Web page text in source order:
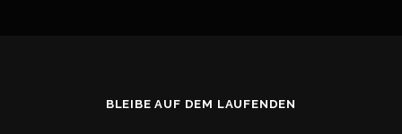
BLEIBE AUF DEM LAUFENDEN